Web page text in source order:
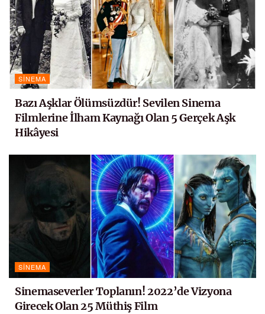
SINEMA
Bazı Aşklar Ölümsüzdür! Sevilen Sinema
Filmlerine İlham Kaynağı Olan 5 Gerçek Aşk
Hikâyesi
SINEMA
Sinemaseverler Toplanın! 2022’de Vizyona
Girecek Olan 25 Müthiş Film